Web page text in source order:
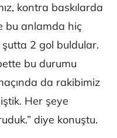
kontra baskılarda
bu anlamda hiç
2 gol buldular.
bu durumu
da rakibimiz
Her şeye
diye konuştu.